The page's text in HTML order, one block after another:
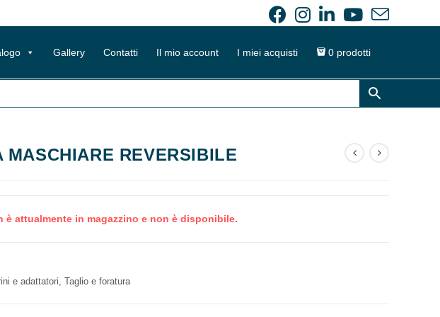
Gallery Contatti Il mio account I miei acquisti 0 prodotti
MASCHIARE REVERSIBILE
è attualmente in magazzino e non è disponibile.
e adattatori, Taglio e foratura